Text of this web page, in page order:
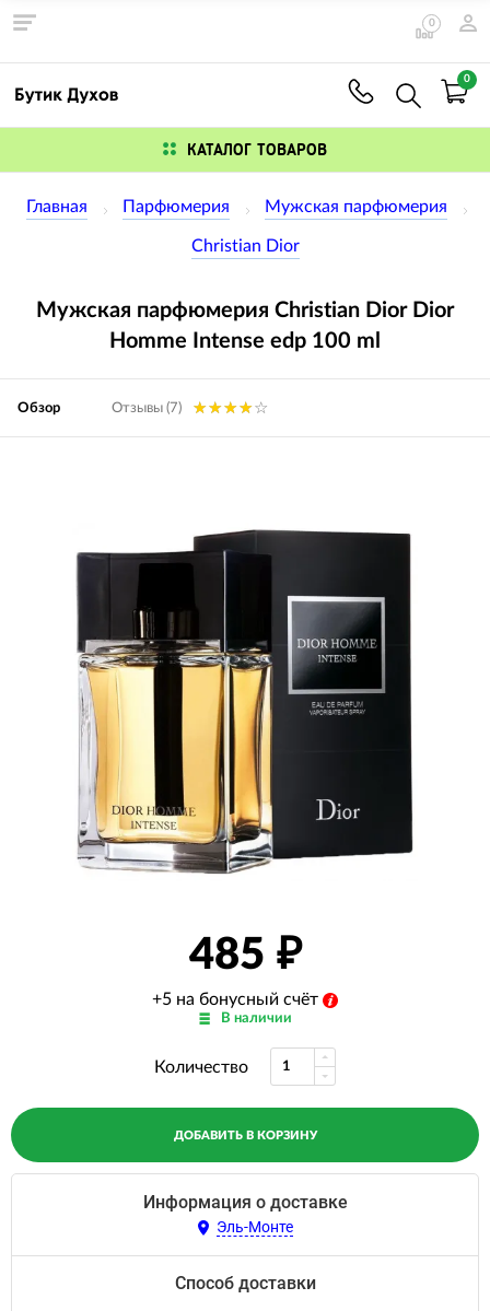
0
0
КАТАЛОГ ТОВАРОВ
Главная Парфюмерия Мужская парфюмерия
Christian Dior
Мужская парфюмерия Christian Dior Dior
Homme Intense edp 100 ml
Обзор Отзывы (7)
485
+5 на бонусный счёт
В наличии
Количество
ДОБАВИТЬ В КОРЗИНУ
Информация о доставке
Эль-Монте
Способ доставки